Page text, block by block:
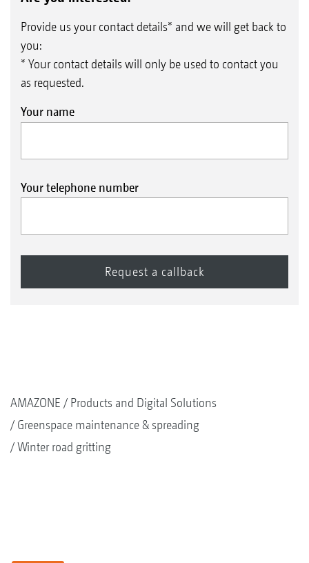
Provide us your contact details* and we will get back to
you:
* Your contact details will only be used to contact you
as requested.
Your name
Your telephone number
AMAZONE
Products and Digital Solutions
Greenspace maintenance & spreading
Winter road gritting